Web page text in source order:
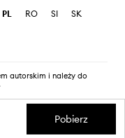
PL RO SI
SK
autorskim i należy do
Pobierz